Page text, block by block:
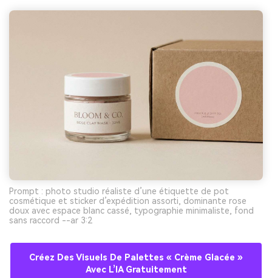
Prompt : photo studio réaliste d’une étiquette de pot
cosmétique et sticker d’expédition assorti, dominante rose
doux avec espace blanc cassé, typographie minimaliste, fond
sans raccord --ar 3:2
Créez Des Visuels De Palettes « Crème Glacée »
Avec L’IA Gratuitement